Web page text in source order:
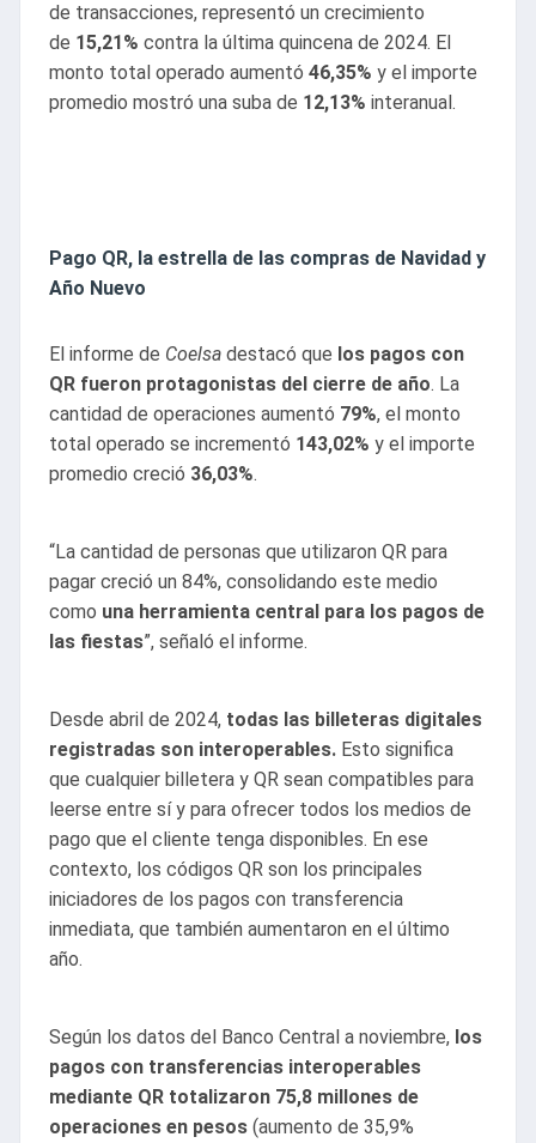
de transacciones, representó un crecimiento
de 15,21% contra la última quincena de 2024. El
monto total operado aumentó 46,35% y el importe
promedio mostró una suba de 12,13% interanual.
Pago QR, la estrella de las compras de Navidad y
Año Nuevo
El informe de Coelsa destacó que los pagos con
QR fueron protagonistas del cierre de año. La
cantidad de operaciones aumentó 79%, el monto
total operado se incrementó 143,02% y el importe
promedio creció 36,03%.
“La cantidad de personas que utilizaron QR para
pagar creció un 84%, consolidando este medio
como una herramienta central para los pagos de
las fiestas”, señaló el informe.
Desde abril de 2024, todas las billeteras digitales
registradas son interoperables. Esto significa
que cualquier billetera y QR sean compatibles para
leerse entre sí y para ofrecer todos los medios de
pago que el cliente tenga disponibles. En ese
contexto, los códigos QR son los principales
iniciadores de los pagos con transferencia
inmediata, que también aumentaron en el último
año.
Según los datos del Banco Central a noviembre, los
pagos con transferencias interoperables
mediante QR totalizaron 75,8 millones de
operaciones en pesos (aumento de 35,9%